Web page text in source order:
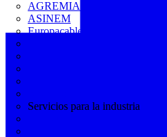
AGREMIA
ASINEM
Europacable
Servicios para la industria